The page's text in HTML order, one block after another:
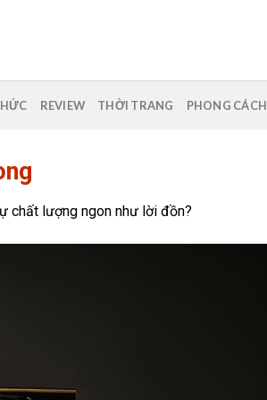
REVIEW THỜI TRANG PHONG CÁCH
chất lượng ngon như lời đồn?